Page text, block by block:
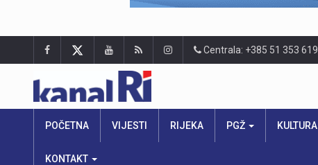
Centrala: +385 51 353 619
POČETNA VIJESTI RIJEKA PGŽ KULTURA
KONTAKT